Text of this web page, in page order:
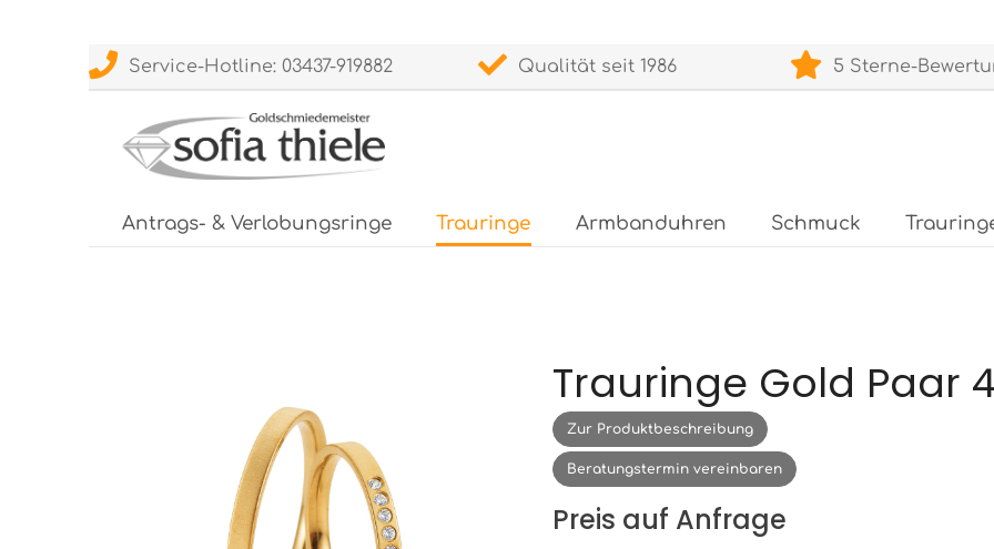
Service-Hotline: 03437-919882 Qualität seit 1986 5 Sterne-
Antrags- & Verlobungsringe Trauringe Armbanduhren Schmuck
Trauringe Gold Paar
Zur Produktbeschreibung
Beratungstermin vereinbaren
Preis auf Anfrage